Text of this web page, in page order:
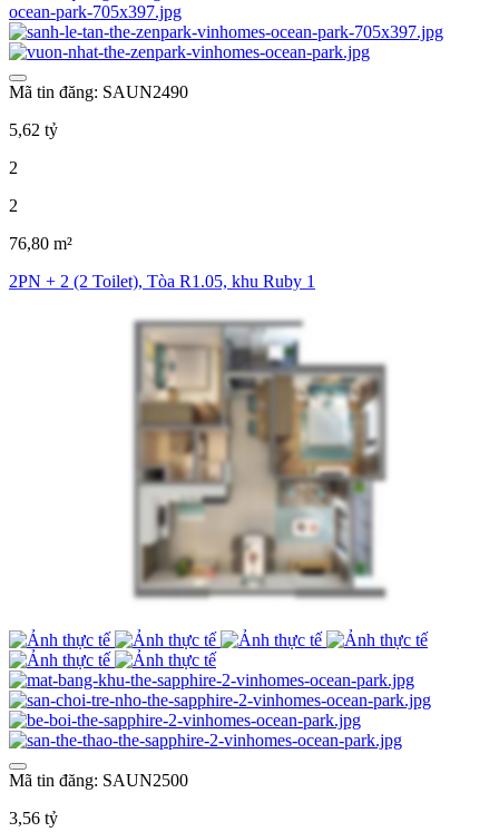
Mã tin đăng: SAUN2490
5,62 tỷ
2
2
76,80 m²
2PN + 2 (2 Toilet), Tòa R1.05, khu Ruby 1
Mã tin đăng: SAUN2500
3,56 tỷ